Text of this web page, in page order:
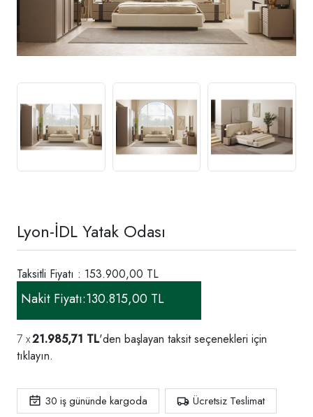
Lyon-İDL Yatak Odası
Taksitli Fiyatı : 153.900,00 TL
Nakit Fiyatı:130.815,00 TL
21.985,71 TL'den başlayan taksit seçenekleri için
tıklayın.
30 iş gününde kargoda Ücretsiz Teslimat